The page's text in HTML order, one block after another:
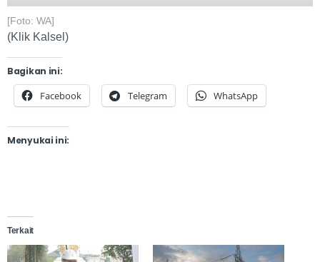
[Foto: WA]
(Klik Kalsel)
Bagikan ini:
Facebook Telegram WhatsApp
Menyukai ini:
Terkait